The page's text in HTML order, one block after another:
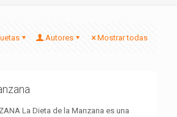
Autores Mostrar todas
La Dieta de la Manzana es una